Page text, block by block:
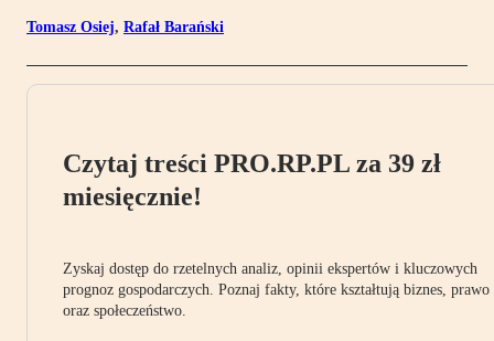
Tomasz Osiej, Rafał Barański
Czytaj treści PRO.RP.PL za 39 zł
miesięcznie!
Zyskaj dostęp do rzetelnych analiz, opinii ekspertów i kluczowych
prognoz gospodarczych. Poznaj fakty, które kształtują biznes, prawo
oraz społeczeństwo.